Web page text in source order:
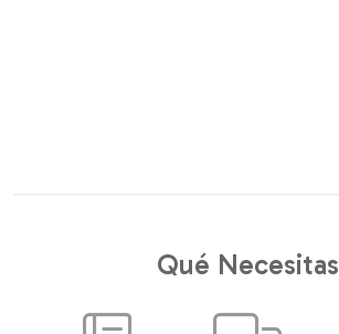
Qué Necesitas